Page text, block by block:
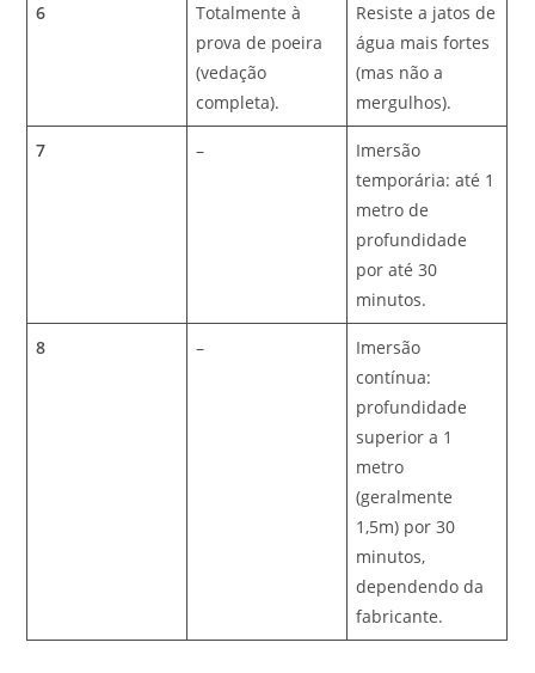
6
Totalmente à
prova de poeira
(vedação
completa).
Resiste a jatos de
água mais fortes
(mas não a
mergulhos).
7 –
Imersão
temporária: até 1
metro de
profundidade
por até 30
minutos.
8 –
Imersão
contínua:
profundidade
superior a 1
metro
(geralmente
1,5m) por 30
minutos,
dependendo da
fabricante.